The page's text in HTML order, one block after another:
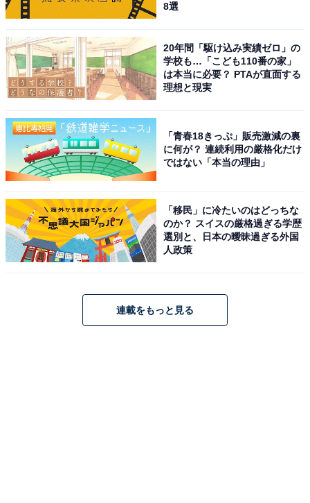
「そよら金剛」専門店
専門店は、本館1階にスペシャルティ コーヒーストア
「スターバックス」や眼鏡店「JINS」が並びます。
また本館2階には、100円ショップの「DAISO」や
「Standard Products」などの雑貨店をはじめ、子ども向
8選
20年間「駆け込み実績ゼロ」の
学校も…「こども110番の家」
は本当に必要？ PTAが直面する
理想と現実
「青春18きっぷ」販売激減の裏
に何が？ 連続利用の厳格化だけ
ではない「本当の理由」
「移民」に冷たいのはどっちな
のか？ スイスの厳格過ぎる学歴
選別と、日本の曖昧過ぎる外国
人政策
連載をもっと見る